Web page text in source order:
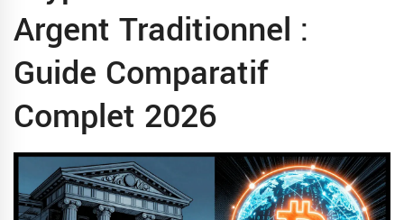
Argent Traditionnel :
Guide Comparatif
Complet 2026